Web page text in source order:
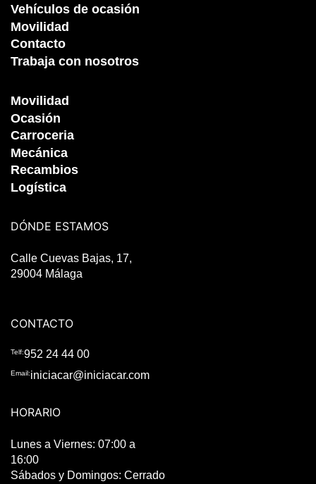
Vehículos de ocasión
Movilidad
Contacto
Trabaja con nosotros
Movilidad
Ocasión
Carroceria
Mecánica
Recambios
Logística
DÓNDE ESTAMOS
Calle Cuevas Bajas, 17,
29004 Málaga
CONTACTO
Telf:952 24 44 00
Email:iniciacar@iniciacar.com
HORARIO
Lunes a Viernes: 07:00 a
16:00
Sábados y Domingos: Cerrado